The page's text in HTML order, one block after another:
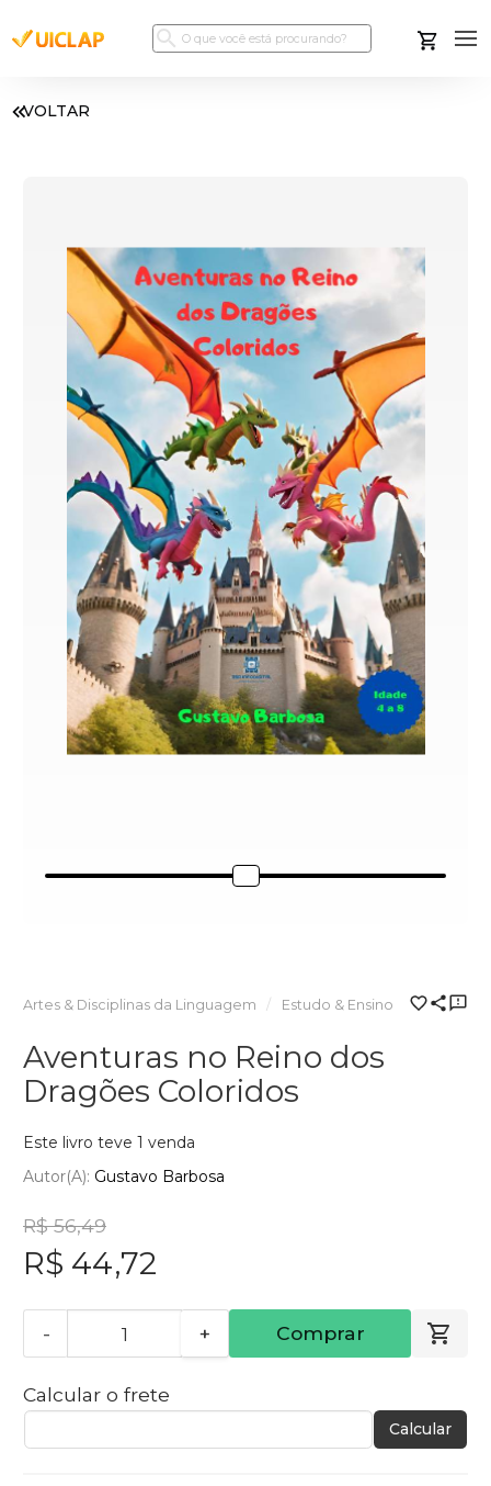
VOLTAR
Artes & Disciplinas da Linguagem Estudo & Ensino
Aventuras no Reino dos
Dragões Coloridos
Este livro teve 1 venda
Autor(a): Gustavo Barbosa
R$ 56,49
R$ 44,72
- + Comprar
Calcular o frete
Calcular